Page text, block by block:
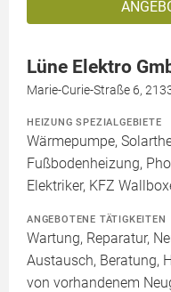
Lüne Elektro
Marie-Curie-Straße 6,
HEIZUNG SPEZIALGEBIETE
Wärmepumpe,
Fußbodenheizung,
Elektriker, KFZ
ANGEBOTENE TÄTIGKEITEN
Wartung, Reparatur,
Austausch, Beratung,
von vorhandenem